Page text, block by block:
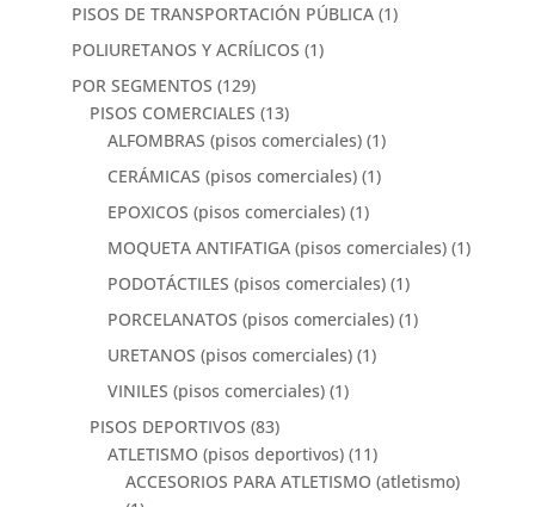
PISOS DE TRANSPORTACIÓN PÚBLICA (1)
POLIURETANOS Y ACRÍLICOS (1)
POR SEGMENTOS (129)
PISOS COMERCIALES (13)
ALFOMBRAS (pisos comerciales) (1)
CERÁMICAS (pisos comerciales) (1)
EPOXICOS (pisos comerciales) (1)
MOQUETA ANTIFATIGA (pisos comerciales) (1)
PODOTÁCTILES (pisos comerciales) (1)
PORCELANATOS (pisos comerciales) (1)
URETANOS (pisos comerciales) (1)
VINILES (pisos comerciales) (1)
PISOS DEPORTIVOS (83)
ATLETISMO (pisos deportivos) (11)
ACCESORIOS PARA ATLETISMO (atletismo)